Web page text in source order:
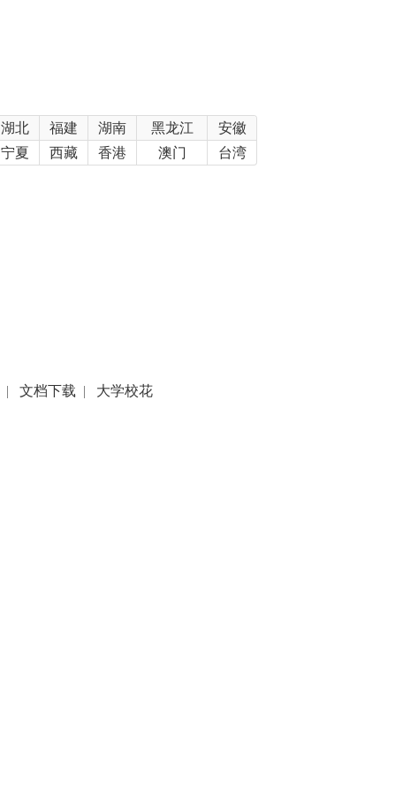
湖北 福建 湖南 黑龙江
安徽
宁夏 西藏 香港 澳门 台湾
| 文档下载 | 大学校花